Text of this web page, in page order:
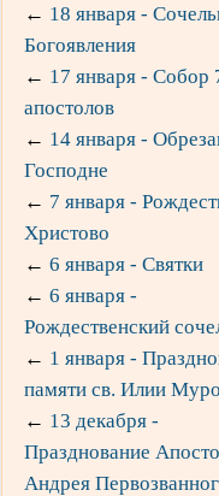
← 18 января -
Богоявления
← 17 января - Собор
апостолов
← 14 января -
Господне
← 7 января -
Христово
← 6 января - Святки
← 6 января -
Рождественский
← 1 января -
памяти св. Илии
← 13 декабря -
Празднование
Андрея